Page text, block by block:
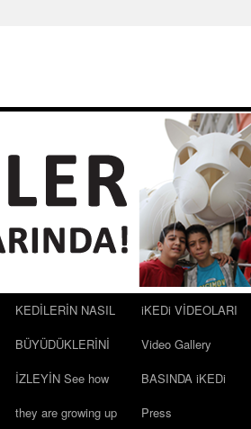
KEDİLERİN NASIL
BÜYÜDÜKLERİNİ
İZLEYİN See how
they are growing up
iKEDi VİDEOLARI
Video Gallery
BASINDA iKEDi
Press